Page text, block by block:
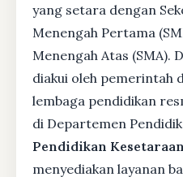
yang setara dengan
Menengah Pertama
Menengah Atas (SMA).
diakui oleh pemerintah
lembaga pendidikan
di Departemen
Pendidikan Kesetaraan
menyediakan layanan